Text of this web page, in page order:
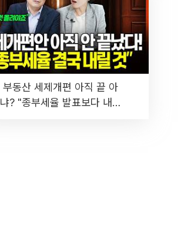
부동산 세제개편 아직 끝 아
냐? "종부세율 발표보다 내릴